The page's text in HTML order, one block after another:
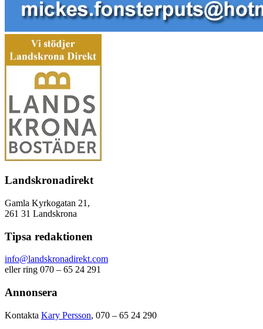
Landskronadirekt
Gamla Kyrkogatan 21,
261 31 Landskrona
Tipsa redaktionen
info@landskronadirekt.com
eller ring 070 – 65 24 291
Annonsera
Kontakta Kary Persson, 070 – 65 24 290